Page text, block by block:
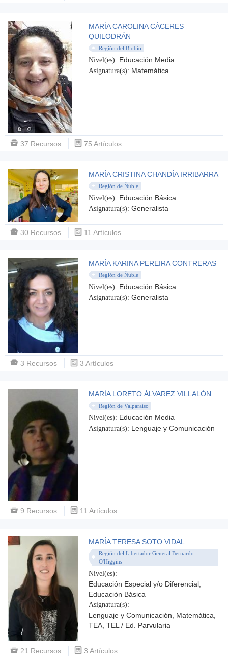
MARÍA CAROLINA CÁCERES
QUILODRÁN
Región del Biobío
Nivel(es): Educación Media
Asignatura(s): Matemática
37 Recursos 75 Artículos
MARÍA CRISTINA CHANDÍA IRRIBARRA
Región de Ñuble
Nivel(es): Educación Básica
Asignatura(s): Generalista
30 Recursos 11 Artículos
MARÍA KARINA PEREIRA CONTRERAS
Región de Ñuble
Nivel(es): Educación Básica
Asignatura(s): Generalista
3 Recursos 3 Artículos
MARÍA LORETO ÁLVAREZ VILLALÓN
Región de Valparaíso
Nivel(es): Educación Media
Asignatura(s): Lenguaje y Comunicación
9 Recursos 11 Artículos
MARÍA TERESA SOTO VIDAL
Región del Libertador General Bernardo
O'Higgins
Nivel(es):
Educación Especial y/o Diferencial,
Educación Básica
Asignatura(s):
Lenguaje y Comunicación, Matemática,
TEA, TEL / Ed. Parvularia
21 Recursos 3 Artículos